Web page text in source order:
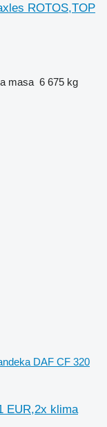
ROTOS,TOP
masa 6 675 kg
DAF CF 320
EUR,2x klima